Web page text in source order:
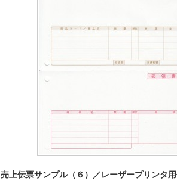
売上伝票サンプル（６）／レーザープリンタ